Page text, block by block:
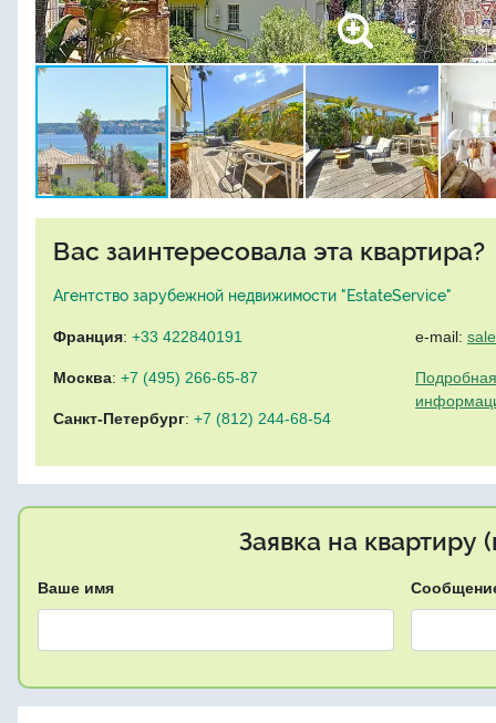
Вас заинтересовала эта квартира?
Агентство зарубежной недвижимости "EstateService"
Франция: +33 422840191
Москва: +7 (495) 266-65-87
Санкт-Петербург: +7 (812) 244-68-54
e-mail:
Заявка на квартиру
Ваше имя